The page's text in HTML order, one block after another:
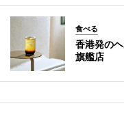
食べる
香港発の
旗艦店